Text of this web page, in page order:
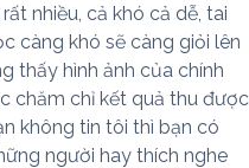
nhiều, cả khó cả dễ, tai
càng khó sẽ càng giỏi lên
thấy hình ảnh của chính
chăm chỉ kết quả thu được
không tin tôi thì bạn có
người hay thích nghe